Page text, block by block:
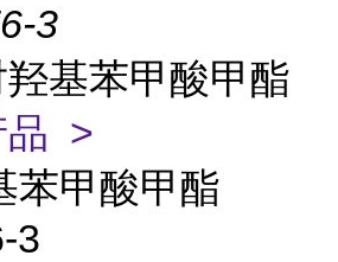
3
基苯甲酸甲酯
品 >
苯甲酸甲酯
3